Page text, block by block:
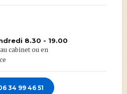
8.30 - 19.00
cabinet ou en
34 99 46 51